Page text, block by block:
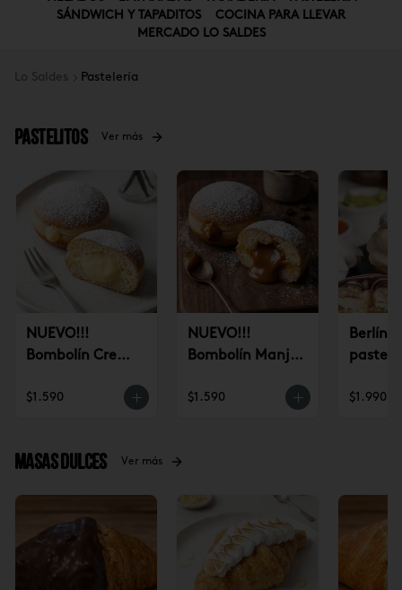
SÁNDWICH Y TAPADITOS
COCINA PARA LLEVAR
MERCADO LO SALDES
Lo Saldes Pastelería
Pastelitos Ver más
NUEVO!!!
Bombolín Crema
$1.590
NUEVO!!!
Bombolín Manjar
$1.590
Berlín
$1.990
Masas dulces Ver más